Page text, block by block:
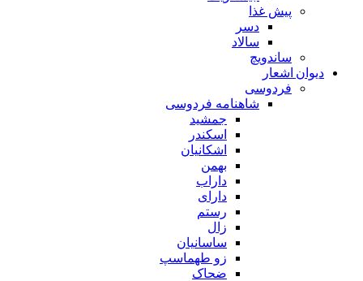
پیش غذا
دسر
سالاد
ساندویچ
دیوان اشعار
فردوسی
شاهنامه فردوسی
جمشید
اسکندر
اشکانیان
بهمن
داراب
دارای
رستم
زال
ساسانیان
زو طهماسپ‏
ضحاک